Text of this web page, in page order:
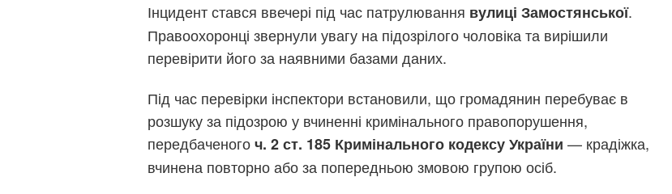
Інцидент стався ввечері під час патрулювання вулиці Замостянської.
Правоохоронці звернули увагу на підозрілого чоловіка та вирішили
перевірити його за наявними базами даних.
Під час перевірки інспектори встановили, що громадянин перебуває в
розшуку за підозрою у вчиненні кримінального правопорушення,
передбаченогоч. 2 ст. 185 Кримінального кодексу України — крадіжка,
вчинена повторно або за попередньою змовою групою осіб.